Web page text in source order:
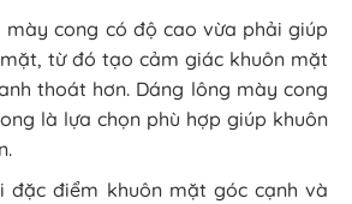
mày cong có độ cao vừa phải giúp
từ đó tạo cảm giác khuôn mặt
thoát hơn. Dáng lông mày cong
là lựa chọn phù hợp giúp khuôn
đặc điểm khuôn mặt góc cạnh và